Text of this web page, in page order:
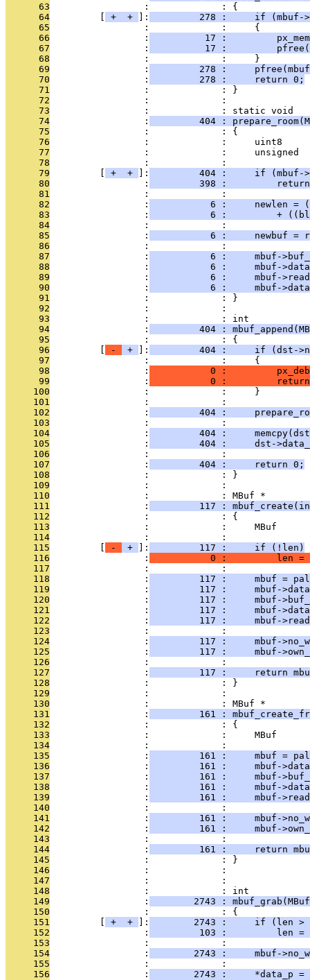
      63
                 :             : {
      64
+ + ]:
278 :     if (mbuf-
      65
                 :             :     {
      66
                 :
17 :
      67
                 :
17 :
      68
                 :             :     }
      69
                 :
278 :
      70
                 :
         278 :     return 0;
      71
                 :             : }
      72
                 :             :
      73
                 :             : static void
      74
                 :
404 :
      75
                 :             : {
      76
:             :     uint8
      77
:             :     unsigned
      78
                 :             :
      79
+ + ]:
404 :     if (mbuf-
      80
                 :
398 :
      81
                 :             :
      82
                 :
6 :     newlen =
      83
                 :
6 :         +
      84
                 :             :
      85
                 :
6 :     newbuf =
      86
                 :             :
      87
                 :
6 :     mbuf-
      88
                 :
6 :     mbuf-
      89
                 :
6 :     mbuf-
      90
                 :
6 :     mbuf-
      91
                 :             : }
      92
                 :             :
      93
                 :             : int
      94
                 :
404 :
      95
                 :             : {
      96
- + ]:
404 :     if (dst-
      97
                 :             :     {
      98
                 :
0 :
      99
                 :
0 :
     100
                 :             :     }
     101
                 :             :
     102
                 :
404 :
     103
                 :             :
     104
                 :
404 :
     105
                 :
404 :     dst-
     106
                 :             :
     107
                 :
         404 :     return 0;
     108
                 :             : }
     109
                 :             :
     110
                 :             : MBuf *
     111
                 :
117 :
     112
                 :             : {
     113
:             :     MBuf
     114
                 :             :
     115
- + ]:
         117 :     if (!len)
     116
                 :
0 :         len =
     117
                 :             :
     118
                 :
117 :     mbuf =
     119
                 :
117 :     mbuf-
     120
                 :
117 :     mbuf-
     121
                 :
117 :     mbuf-
     122
                 :
117 :     mbuf-
     123
                 :             :
     124
                 :
117 :     mbuf-
     125
                 :
117 :     mbuf-
     126
                 :             :
     127
                 :
117 :     return
     128
                 :             : }
     129
                 :             :
     130
                 :             : MBuf *
     131
                 :
161 :
     132
                 :             : {
     133
:             :     MBuf
     134
                 :             :
     135
                 :
161 :     mbuf =
     136
                 :
161 :     mbuf-
     137
                 :
161 :     mbuf-
     138
                 :
161 :     mbuf-
     139
                 :
161 :     mbuf-
     140
                 :             :
     141
                 :
161 :     mbuf-
     142
                 :
161 :     mbuf-
     143
                 :             :
     144
                 :
161 :     return
     145
                 :             : }
     146
                 :             :
     147
                 :             :
     148
                 :             : int
     149
                 :
2743 :
     150
                 :             : {
     151
+ + ]:
2743 :     if (len >
     152
                 :
103 :         len =
     153
                 :             :
     154
                 :
2743 :     mbuf-
     155
                 :             :
     156
                 :
2743 :     *data_p =